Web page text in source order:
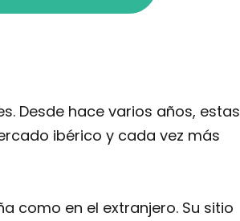
Desde hace varios años, estas
ibérico y cada vez más
como en el extranjero. Su sitio